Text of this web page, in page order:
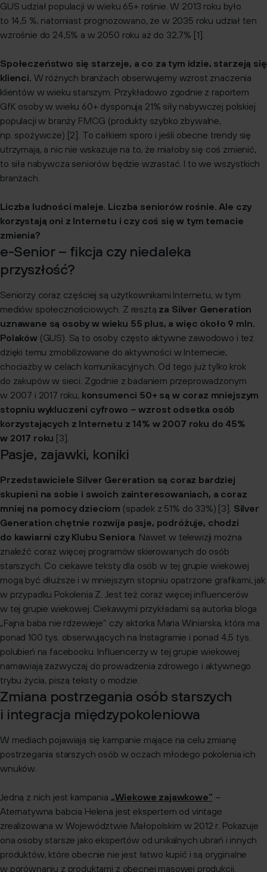
GUS udział populacji w wieku 65+ rośnie. W 2013 roku było
to 14,5 %, natomiast prognozowano, że w 2035 roku udział ten
wzrośnie do 24,5% a w 2050 roku aż do 32,7% [1].
Społeczeństwo się starzeje, a co za tym idzie, starzeją się
klienci. W różnych branżach obserwujemy wzrost znaczenia
klientów w wieku starszym. Przykładowo zgodnie z raportem
GfK osoby w wieku 60+ dysponują 21% siły nabywczej polskiej
populacji w branży FMCG (produkty szybko zbywalne,
np. spożywcze) [2]. To całkiem sporo i jeśli obecne trendy się
utrzymają, a nic nie wskazuje na to, że miałoby się coś zmienić,
to siła nabywcza seniorów będzie wzrastać. I to we wszystkich
branżach.
Liczba ludności maleje. Liczba seniorów rośnie. Ale czy
korzystają oni z Internetu i czy coś się w tym temacie
zmienia?
e-Senior – fikcja czy niedaleka
przyszłość?
Seniorzy coraz częściej są użytkownikami Internetu, w tym
mediów społecznościowych. Z resztą za Silver Generation
uznawane są osoby w wieku 55 plus, a więc około 9 mln.
Polaków(GUS). Są to osoby często aktywne zawodowo i też
dzięki temu zmobilizowane do aktywności w Internecie,
chociażby w celach komunikacyjnych. Od tego już tylko krok
do zakupów w sieci. Zgodnie z badaniem przeprowadzonym
w 2007 i 2017 roku, konsumenci 50+ są w coraz mniejszym
stopniu wykluczeni cyfrowo – wzrost odsetka osób
korzystających z Internetu z 14% w 2007 roku do 45%
w 2017 roku [3].
Pasje, zajawki, koniki
Przedstawiciele Silver Gereration są coraz bardziej
skupieni na sobie i swoich zainteresowaniach, a coraz
mniej na pomocy dzieciom (spadek z 51% do 33%) [3]. Silver
Generation chętnie rozwija pasje, podróżuje, chodzi
do kawiarni czy Klubu Seniora . Nawet w telewizji można
znaleźć coraz więcej programów skierowanych do osób
starszych. Co ciekawe teksty dla osób w tej grupie wiekowej
mogą być dłuższe i w mniejszym stopniu opatrzone grafikami, jak
w przypadku Pokolenia Z. Jest też coraz więcej influencerów
w tej grupie wiekowej. Ciekawymi przykładami są autorka bloga
„Fajna baba nie rdzewieje” czy aktorka Maria Winiarska, która ma
ponad 100 tys. obserwujących na Instagramie i ponad 4,5 tys.
polubień na facebooku. Influencerzy w tej grupie wiekowej
namawiają zazwyczaj do prowadzenia zdrowego i aktywnego
trybu życia, piszą teksty o modzie.
Zmiana postrzegania osób starszych
i integracja międzypokoleniowa
W mediach pojawiają się kampanie mające na celu zmianę
postrzegania starszych osób w oczach młodego pokolenia ich
wnuków.
Jedną z nich jest kampania „Wiekowe zajawkowe” –
Aternatywna babcia Helena jest ekspertem od vintage
zrealizowana w Województwie Małopolskim w 2012 r. Pokazuje
ona osoby starsze jako ekspertów od unikalnych ubrań i innych
produktów, które obecnie nie jest łatwo kupić i są oryginalne
w porównaniu z produktami z obecnej masowej produkcji.